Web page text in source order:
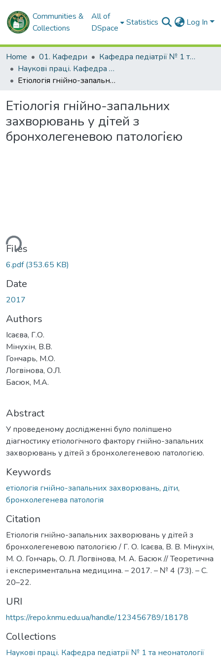
Communities &
Collections
All of
DSpace
Statistics Log In
Home 01. Кафедри
Кафедра педіатрії № 1 та неонатології
Наукові праці. Кафедра педіатрії № 1 та неонатології
Етіологія гнійно-запальних захворювань у дітей з бронхолегеневою патологією
Етіологія гнійно-запальних
захворювань у дітей з
бронхолегеневою патологією
Files
6.pdf(353.65 KB)
Date
2017
Authors
Ісаєва, Г.О.
Мінухін, В.В.
Гончарь, М.О.
Логвінова, О.Л.
Басюк, М.А.
Abstract
У проведеному дослідженні було поліпшено
діагностику етіологічного фактору гнійно-запальних
захворювань у дітей з бронхолегеневою патологією.
Keywords
етіологія гнійно-запальних захворювань, діти,
бронхолегенева патологія
Citation
Етіологія гнійно-запальних захворювань у дітей з
бронхолегеневою патологією / Г. О. Ісаєва, В. В. Мінухін,
М. О. Гончарь, О. Л. Логвінова, М. А. Басюк // Теоретична
і експериментальна медицина. – 2017. – № 4 (73). – С.
20–22.
URI
https://repo.knmu.edu.ua/handle/123456789/18178
Collections
Наукові праці. Кафедра педіатрії № 1 та неонатології